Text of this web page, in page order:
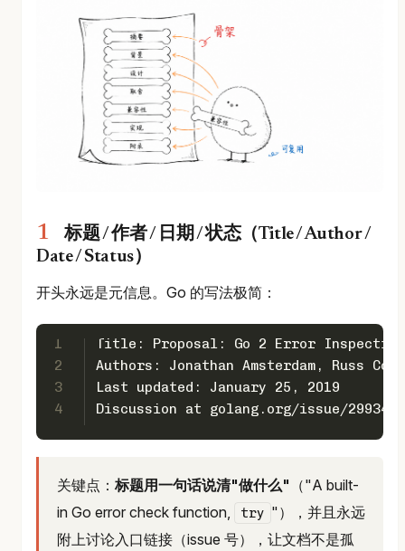
标题 / 作者 / 日期 / 状态（Title / Author /
Date / Status）
开头永远是元信息。Go 的写法极简：
1
2
3
4
Title: Proposal: Go 2 Error Inspection
Authors: Jonathan Amsterdam, Russ
Last updated: January 25, 2019
Discussion at golang.org/issue/29934
关键点： 标题用一句话说清"做什么" （"A built-
in Go error check function,
try "），并且永远
附上讨论入口链接（issue 号），让文档不是孤